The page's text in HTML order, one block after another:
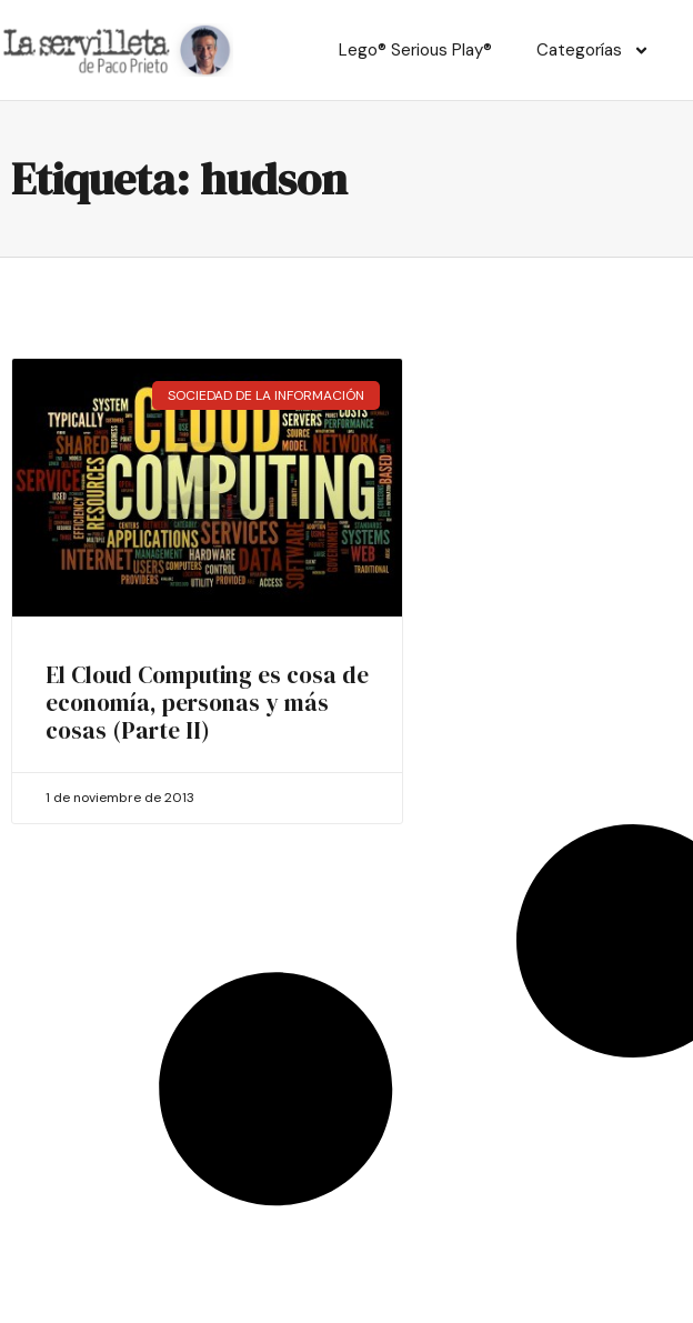
Lego® Serious Play® Categorías
Etiqueta: hudson
SOCIEDAD DE LA INFORMACIÓN
El Cloud Computing es cosa de
economía, personas y más
cosas (Parte II)
1 de noviembre de 2013